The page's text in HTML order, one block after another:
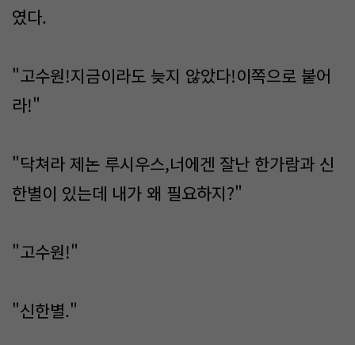
였다.
"고수원!지금이라도 늦지 않았다!이쪽으로 붙어
라!"
"닥쳐라 제논 루시우스,너에겐 잘난 한가람과 신
한별이 있는데 내가 왜 필요하지?"
"고수원!"
"신한별."